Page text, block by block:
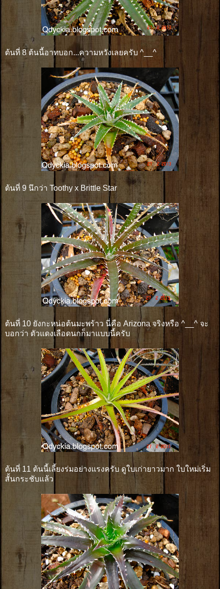
ต้นที่ 8 ต้นนี้อาทบอก...ความหวังเลยครับ ^__^
ต้นที่ 9 นึกว่า Toothy x Brittle Star
ต้นที่ 10 ยังกะหน่อต้นมะพร้าว นี่คือ Arizona จริงหรือ ^__^ จะ
บอกว่า ตัวแดงเลือดนกก็มาแบบนี้ครับ
ต้นที่ 11 ต้นนี้เลี้ยงร่มอย่างแรงครับ ดูใบเก่ายาวมาก ใบใหม่เริ่ม
สั้นกระชับแล้ว